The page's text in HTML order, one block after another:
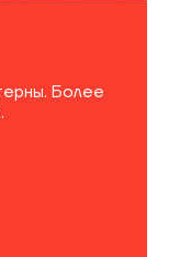
Более